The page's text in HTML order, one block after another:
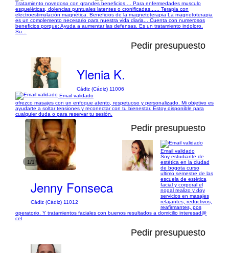
Tratamiento novedoso con grandes beneficios.... Para enfermedades musculo
esqueléticas, dolencias puntuales latentes o cronificadas...... Terapia con
electroestimulación magnética. Beneficios de la magnetoterapia La magnetoterapia
es un complemento necesario para nuestra vida diaria... Cuenta con numerosos
beneficios porque: Ayuda a aumentar las defensas. Es un tratamiento indoloro.
Su...
Pedir presupuesto
Ylenia K.
Cádiz (Cádiz) 11006
Email validado
ofrezco masajes con un enfoque atento, respetuoso y personalizado. Mi objetivo es
ayudarte a soltar tensiones y reconectar con tu bienestar. Estoy disponible para
cualquier duda o para reservar tu sesión.
1/1
Pedir presupuesto
Jenny Fonseca
Cádiz (Cádiz) 11012
Email validado
Soy estudiante de
estética en la ciudad
de bogota curso
ultimo semestre de las
escuela de estética
facial y corporal el
nogal realizo y doy
servicios en masajes
relajantes, reductivos,
reafirmantes, pos
operatorio. Y tratamientos faciales con buenos resultados a domicilio interesad@
cel
Pedir presupuesto